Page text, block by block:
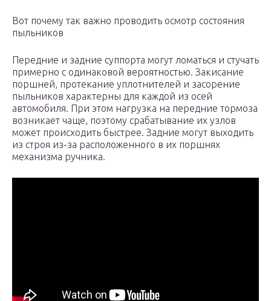
Вот почему так важно проводить осмотр состояния
пыльников
Передние и задние суппорта могут ломаться и стучать
примерно с одинаковой вероятностью. Закисание
поршней, протекание уплотнителей и засорение
пыльников характерны для каждой из осей
автомобиля. При этом нагрузка на передние тормоза
возникает чаще, поэтому срабатывание их узлов
может происходить быстрее. Задние могут выходить
из строя из-за расположенного в их поршнях
механизма ручника.